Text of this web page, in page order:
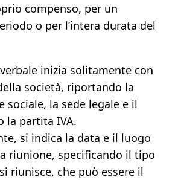
compenso, per un
o per l’intera durata del
inizia solitamente con
società, riportando la
sociale, la sede legale e il
la partita IVA.
si indica la data e il luogo
riunione, specificando il tipo
riunisce, che può essere il